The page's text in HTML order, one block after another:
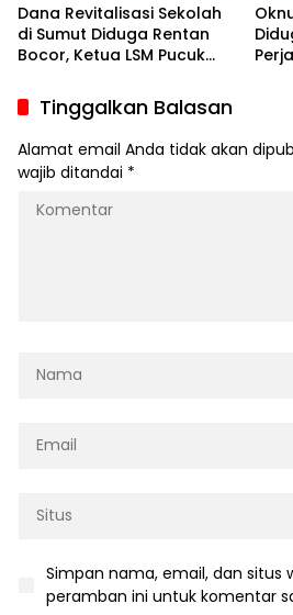
Dana Revitalisasi Sekolah
di Sumut Diduga Rentan
Bocor, Ketua LSM Pucuk
Lapor ke APH
Tinggalkan Balasan
Alamat email Anda tidak akan
wajib ditandai *
Simpan nama, email, dan situs
peramban ini untuk komentar